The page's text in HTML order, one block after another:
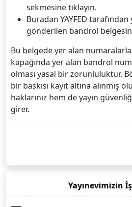
sekmesine tıklayın.
Buradan YAYFED tarafından
gönderilen bandrol
Bu belgede yer alan numaralarla
kapağında yer alan bandrol
olması yasal bir zorunluluktur.
bir baskısı kayıt altına alınmış
haklarınız hem de yayın
girer.
Yayınevimizin